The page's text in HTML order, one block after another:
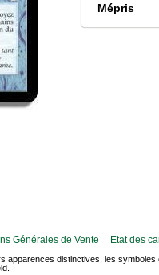
Mépris
Générales de Vente Etat des
distinctives, les